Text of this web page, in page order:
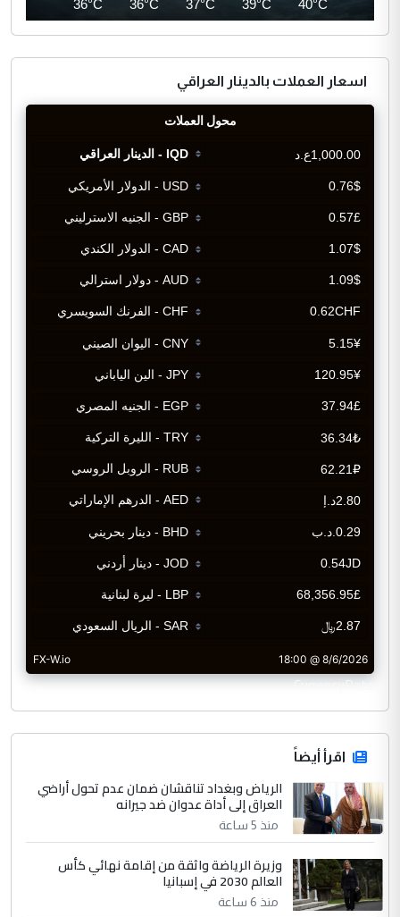
40°C
39°C
37°C
36°C
36°C
اسعار العملات بالدينار العراقي
CurrencyRate
اقرأ أيضاً
الرياض وبغداد تناقشان ضمان عدم تحول أراضي
العراق إلى أداة عدوان ضد جيرانه
منذ 5 ساعة
وزيرة الرياضة واثقة من إقامة نهائي كأس
العالم 2030 في إسبانيا
منذ 6 ساعة